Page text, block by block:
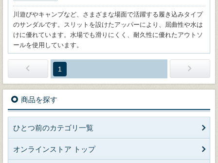
川遊びやキャンプなど、さまざまな場面で活躍する履き込みタイプ
のサンダルです。スリットを設けたアッパーにより、屈曲性や水は
けに優れています。水場でも滑りにくく、耐久性に優れたアウトソ
ールを使用しています。
1
商品を探す
ひとつ前のカテゴリ一覧
オンラインストア トップ